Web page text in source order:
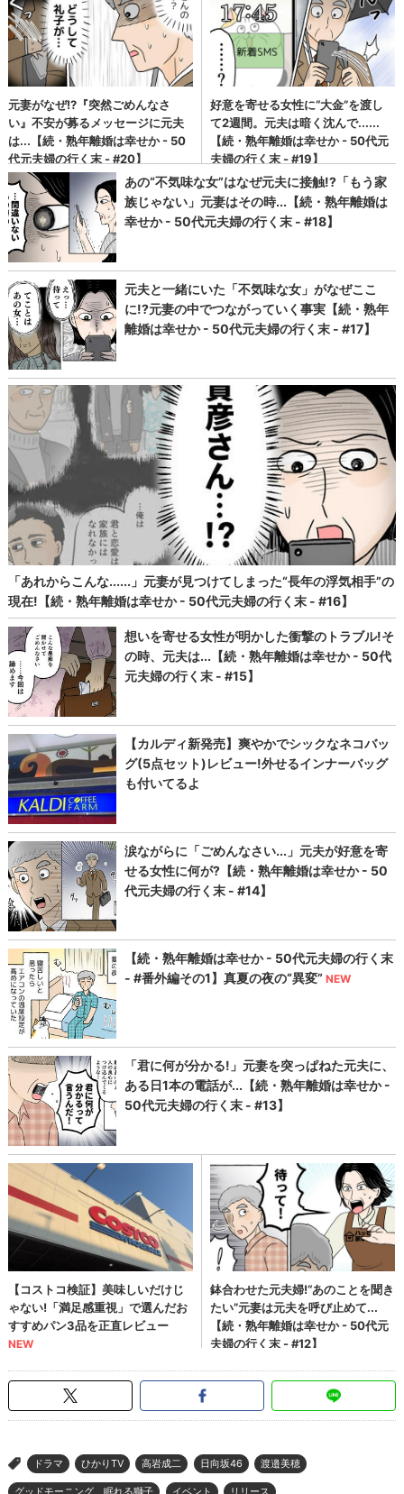
> ドラマ ひかりTV 高岩成二 日向坂46 渡邉美穂
グッドモーニング、眠れる獅子 イベント リリース